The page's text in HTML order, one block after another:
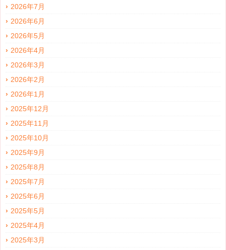
2026年7月
2026年6月
2026年5月
2026年4月
2026年3月
2026年2月
2026年1月
2025年12月
2025年11月
2025年10月
2025年9月
2025年8月
2025年7月
2025年6月
2025年5月
2025年4月
2025年3月